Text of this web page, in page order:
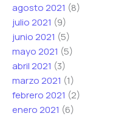
agosto 2021 (8)
julio 2021 (9)
junio 2021 (5)
mayo 2021 (5)
abril 2021 (3)
marzo 2021 (1)
febrero 2021 (2)
enero 2021 (6)